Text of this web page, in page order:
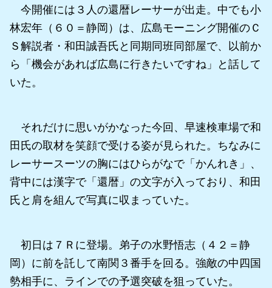
今開催には３人の還暦レーサーが出走。中でも小
林宏年（６０＝静岡）は、広島モーニング開催のＣ
Ｓ解説者・和田誠吾氏と同期同班同部屋で、以前か
ら「機会があれば広島に行きたいですね」と話して
いた。
それだけに思いがかなった今回、早速検車場で和
田氏の取材を笑顔で受ける姿が見られた。ちなみに
レーサースーツの胸にはひらがなで「かんれき」、
背中には漢字で「還暦」の文字が入っており、和田
氏と肩を組んで写真に収まっていた。
初日は７Ｒに登場。弟子の水野悟志（４２＝静
岡）に前を託して南関３番手を回る。強敵の中四国
勢相手に、ラインでの予選突破を狙っていた。